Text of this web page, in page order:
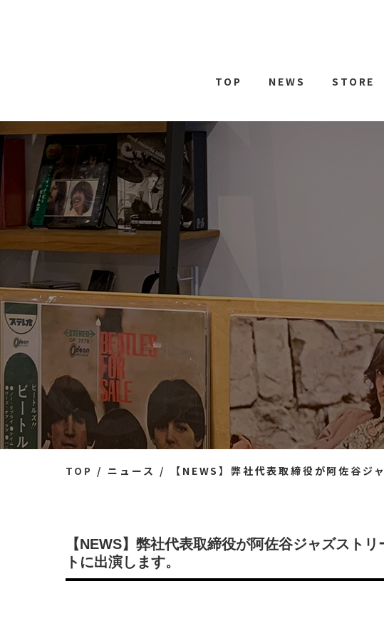
TOP NEWS STORE
TOP ニュース 【NEWS】弊社代表取締役が阿佐谷ジャズス
【NEWS】弊社代表取締役が阿佐谷ジャズスト
トに出演します。